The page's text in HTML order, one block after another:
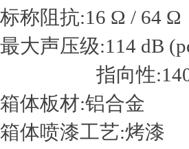
标称阻抗:16 Ω / 64 Ω
最大
指向性
箱体板材:铝合金
箱体喷漆工艺:烤漆